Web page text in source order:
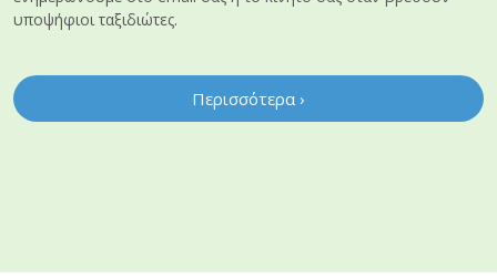
υποψήφιοι ταξιδιώτες.
Περισσότερα ›